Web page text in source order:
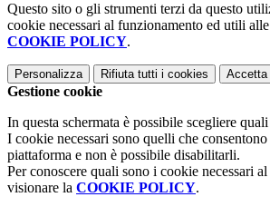
Questo sito o gli strumenti terzi da questo
cookie necessari al funzionamento ed utili
COOKIE POLICY.
Personalizza Rifiuta tutti i cookies Accetta
Gestione cookie
In questa schermata è possibile scegliere
I cookie necessari sono quelli che
piattaforma e non è possibile disabilitarli.
Per conoscere quali sono i cookie necessari
visionare la COOKIE POLICY.